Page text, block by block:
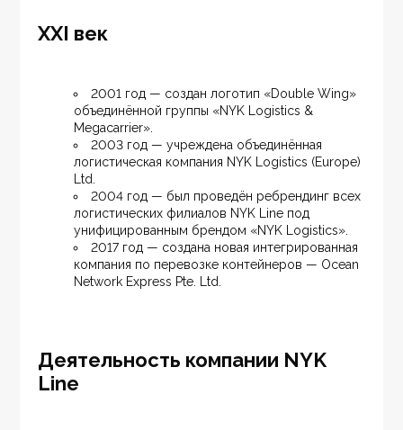
XXI век
2001 год — создан логотип «Double Wing»
объединённой группы «NYK Logistics &
Megacarrier».
2003 год — учреждена объединённая
логистическая компания NYK Logistics (Europe)
Ltd.
2004 год — был проведён ребрендинг всех
логистических филиалов NYK Line под
унифицированным брендом «NYK Logistics».
2017 год — создана новая интегрированная
компания по перевозке контейнеров — Ocean
Network Express Pte. Ltd.
Деятельность компании NYK
Line